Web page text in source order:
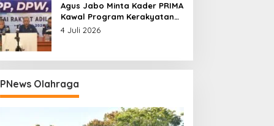
Agus Jabo Minta Kader PRIMA
Kawal Program Kerakyatan
Pemerintahan Prabowo
4 Juli 2026
PNews Olahraga